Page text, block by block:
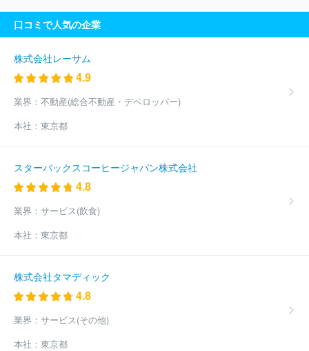
口コミで人気の企業
株式会社レーサム
4.9
業界： 不動産(総合不動産・デベロッパー)
本社： 東京都
スターバックスコーヒージャパン株式会社
4.8
業界： サービス(飲食)
本社： 東京都
株式会社タマディック
4.8
業界： サービス(その他)
本社： 東京都